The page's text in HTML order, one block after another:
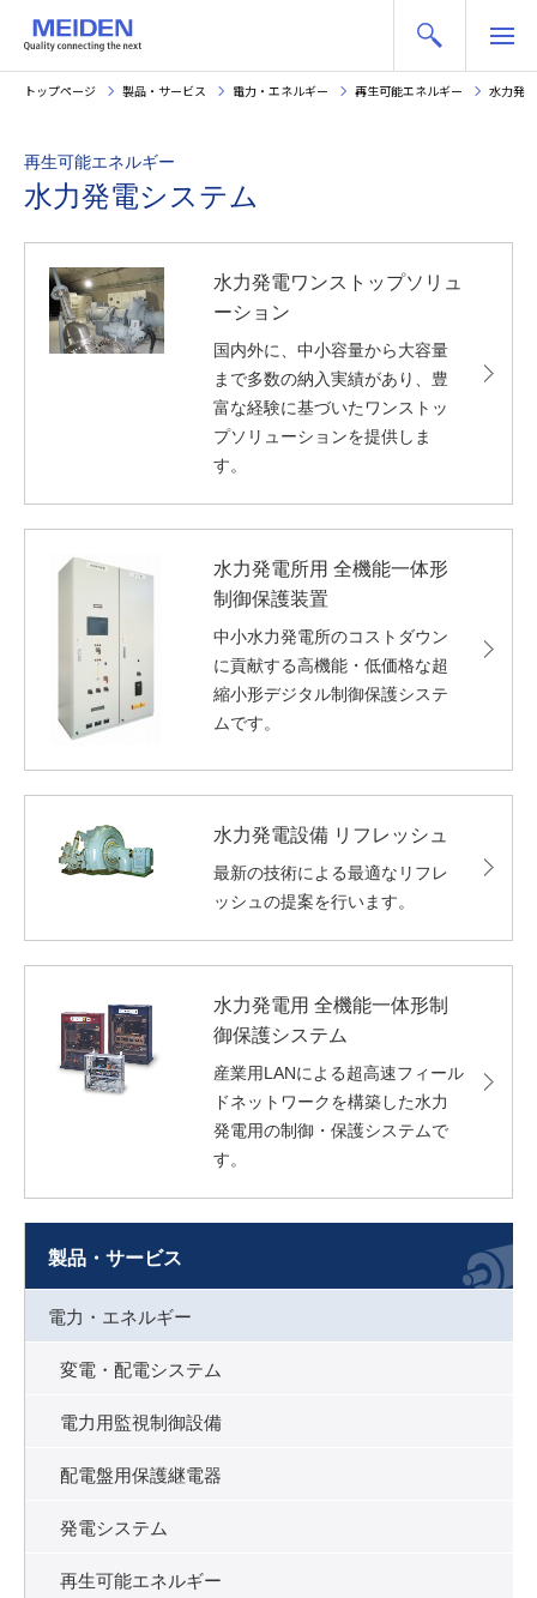
トップページ 製品・サービス 電力・エネルギー 再生可能エネルギー 水力発
再生可能エネルギー
水力発電システム
水力発電ワンストップソリュ
ーション
国内外に、中小容量から大容量
まで多数の納入実績があり、豊
富な経験に基づいたワンストッ
プソリューションを提供しま
す。
水力発電所用 全機能一体形
制御保護装置
中小水力発電所のコストダウン
に貢献する高機能・低価格な超
縮小形デジタル制御保護システ
ムです。
水力発電設備 リフレッシュ
最新の技術による最適なリフレ
ッシュの提案を行います。
水力発電用 全機能一体形制
御保護システム
産業用LANによる超高速フィール
ドネットワークを構築した水力
発電用の制御・保護システムで
す。
製品・サービス
電力・エネルギー
変電・配電システム
電力用監視制御設備
配電盤用保護継電器
発電システム
再生可能エネルギー